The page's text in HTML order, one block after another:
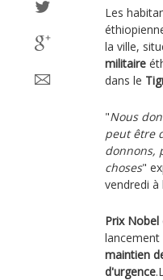
Les
la ville,
militaire
dans le
"Nous
peut être
donnons,
choses"
vendredi
Prix Nobel
lancement
maintien
d'urgence